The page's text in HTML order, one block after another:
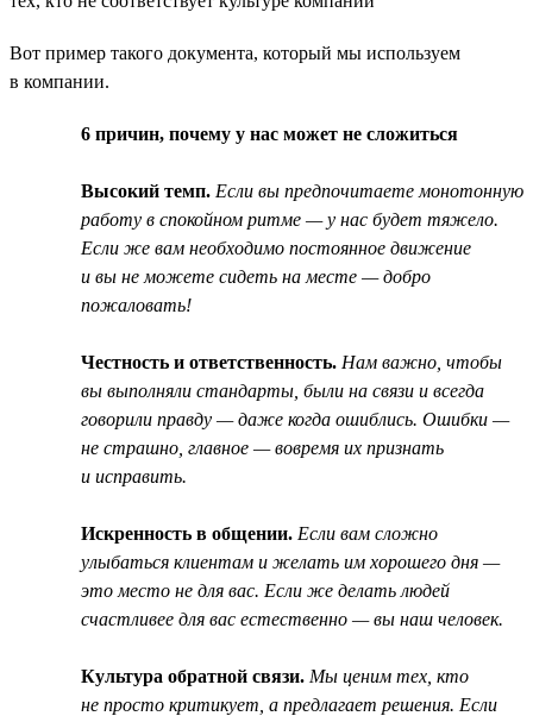
Вот пример такого документа, который мы используем
в компании.
6 причин, почему у нас может не сложиться
Высокий темп. Если вы предпочитаете монотонную
работу в спокойном ритме — у нас будет тяжело.
Если же вам необходимо постоянное движение
и вы не можете сидеть на месте — добро
пожаловать!
Честность и ответственность. Нам важно, чтобы
вы выполняли стандарты, были на связи и всегда
говорили правду — даже когда ошиблись. Ошибки —
не страшно, главное — вовремя их признать
и исправить.
Искренность в общении. Если вам сложно
улыбаться клиентам и желать им хорошего дня —
это место не для вас. Если же делать людей
счастливее для вас естественно — вы наш человек.
Культура обратной связи. Мы ценим тех, кто
не просто критикует, а предлагает решения. Если